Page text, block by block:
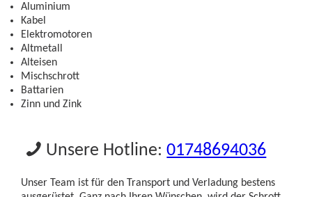
Aluminium
Kabel
Elektromotoren
Altmetall
Alteisen
Mischschrott
Battarien
Zinn und Zink
Unsere Hotline:01748694036
Unser Team ist für den Transport und Verladung bestens